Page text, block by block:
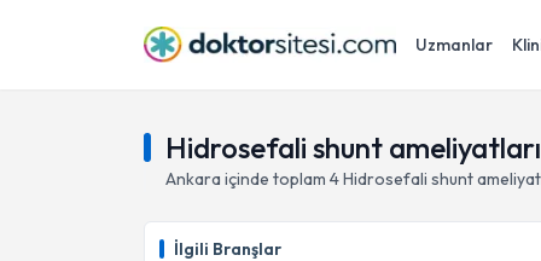
Uzmanlar
Hidrosefali shunt
Ankara içinde toplam 4Hidrosefali shunt
İlgili Branşlar